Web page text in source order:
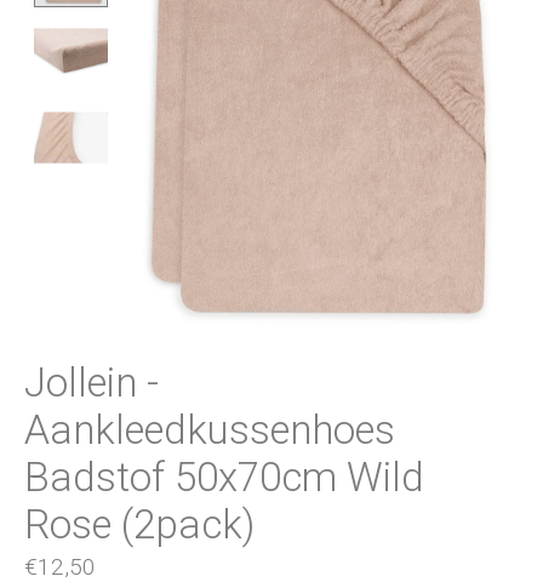
Jollein -
Aankleedkussenhoes
Badstof 50x70cm Wild
Rose (2pack)
€12,50